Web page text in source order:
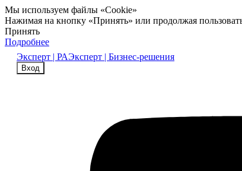
Мы используем файлы «Cookie»
Нажимая на кнопку «Принять» или продолжая
Принять
Подробнее
Эксперт | РАЭксперт | Бизнес-решения
Вход